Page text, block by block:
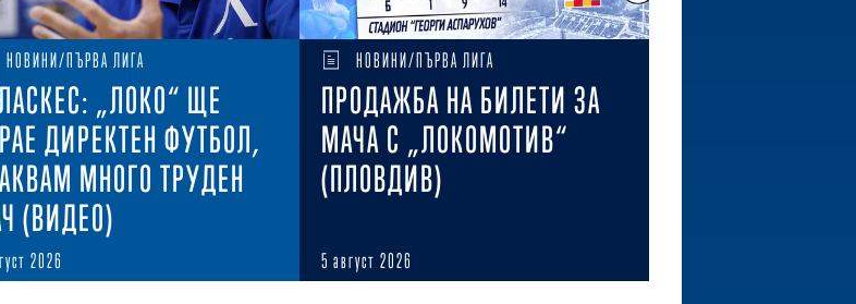
НОВИНИ/ПЪРВА ЛИГА
„ЛОКО“ ЩЕ
ДИРЕКТЕН ФУТБОЛ,
МНОГО ТРУДЕН
(ВИДЕО)
2026
НОВИНИ/ПЪРВА ЛИГА
ПРОДАЖБА НА БИЛЕТИ ЗА
МАЧА С „ЛОКОМОТИВ“
(ПЛОВДИВ)
5 август 2026